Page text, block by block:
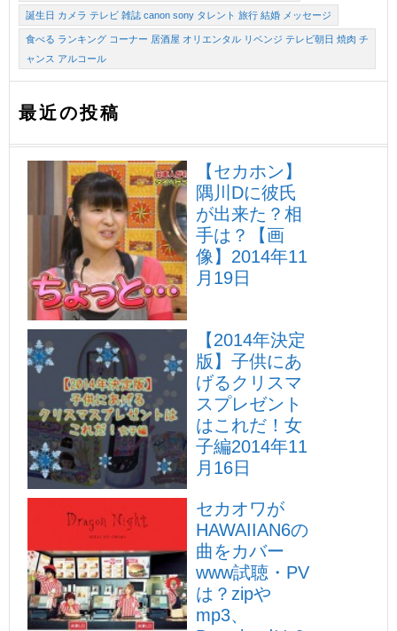
誕生日 カメラ テレビ 雑誌 canon sony タレント 旅行 結婚 メッセージ
食べる ランキング コーナー 居酒屋 オリエンタル リベンジ テレビ朝日 焼肉 チ
ャンス アルコール
最近の投稿
【セカホン】
隅川Dに彼氏
が出来た？相
手は？【画
像】 2014年11
月19日
【2014年決定
版】子供にあ
げるクリスマ
スプレゼント
はこれだ！女
子編2014年11
月16日
セカオワが
HAWAIIAN6の
曲をカバー
www試聴・PV
は？zipや
mp3、